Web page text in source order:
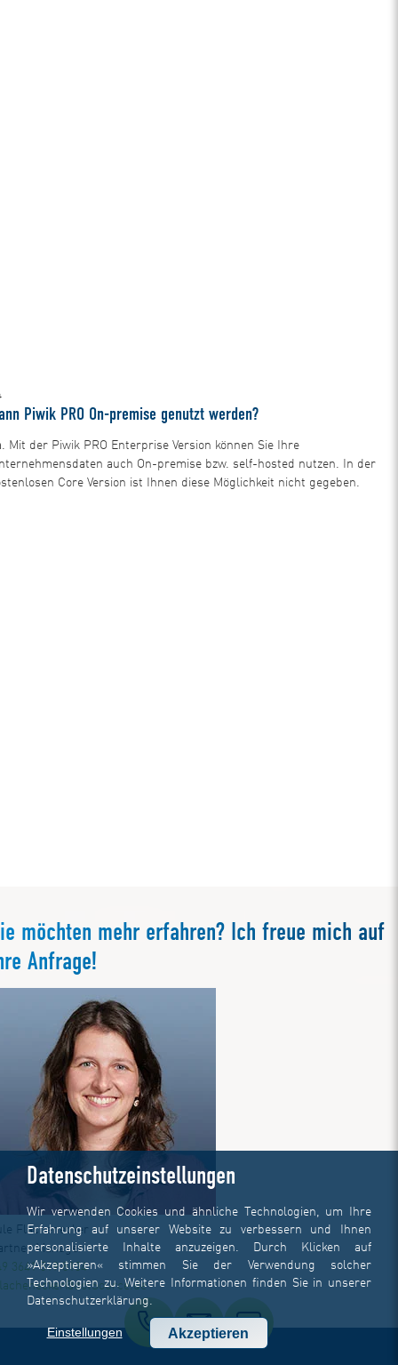
Piwik PRO On-premise genutzt werden?
Mit der Piwik PRO Enterprise Version können Sie Ihre
auch On-premise bzw. self-hosted nutzen. In der
Core Version ist Ihnen diese Möglichkeit nicht gegeben.
möchten mehr erfahren? Ich freue mich auf
Anfrage!
Flachenecker
Manager
3641 519 8134
Datenschutzeinstellungen
Wir verwenden Cookies und ähnliche Technologien, um Ihre
Erfahrung auf unserer Website zu verbessern und Ihnen
personalisierte Inhalte anzuzeigen. Durch Klicken auf
»Akzeptieren« stimmen Sie der Verwendung solcher
Technologien zu. Weitere Informationen finden Sie in unserer
Datenschutzerklärung
Einstellungen Akzeptieren